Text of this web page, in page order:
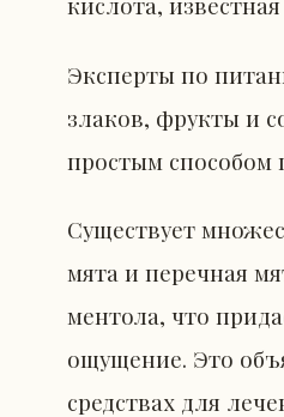
Эксперты по
злаков, фрукты и
простым способом
Существует
мята и перечная
ментола, что
ощущение. Это
средствах для